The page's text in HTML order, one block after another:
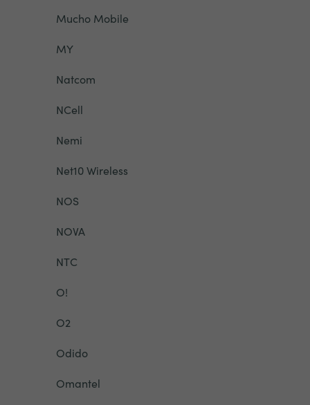
Mucho Mobile
MY
Natcom
NCell
Nemi
Net10 Wireless
NOS
NOVA
NTC
O!
O2
Odido
Omantel